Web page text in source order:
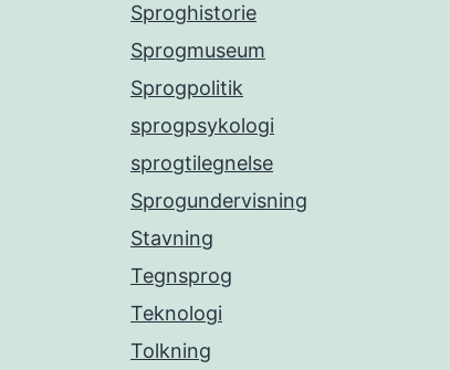
Sproghistorie
Sprogmuseum
Sprogpolitik
sprogpsykologi
sprogtilegnelse
Sprogundervisning
Stavning
Tegnsprog
Teknologi
Tolkning